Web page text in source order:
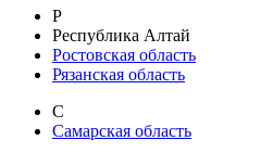
Р
Республика Алтай
Ростовская область
Рязанская область
С
Самарская область